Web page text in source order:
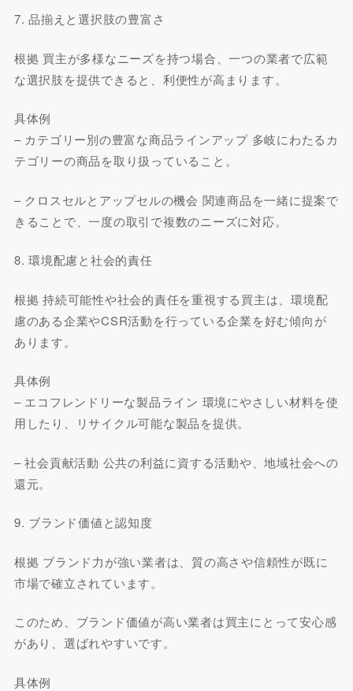
7. 品揃えと選択肢の豊富さ
根拠 買主が多様なニーズを持つ場合、一つの業者で広範
な選択肢を提供できると、利便性が高まります。
具体例
– カテゴリー別の豊富な商品ラインアップ 多岐にわたるカ
テゴリーの商品を取り扱っていること。
– クロスセルとアップセルの機会 関連商品を一緒に提案で
きることで、一度の取引で複数のニーズに対応。
8. 環境配慮と社会的責任
根拠 持続可能性や社会的責任を重視する買主は、環境配
慮のある企業やCSR活動を行っている企業を好む傾向が
あります。
具体例
– エコフレンドリーな製品ライン 環境にやさしい材料を使
用したり、リサイクル可能な製品を提供。
– 社会貢献活動 公共の利益に資する活動や、地域社会への
還元。
9. ブランド価値と認知度
根拠 ブランド力が強い業者は、質の高さや信頼性が既に
市場で確立されています。
このため、ブランド価値が高い業者は買主にとって安心感
があり、選ばれやすいです。
具体例